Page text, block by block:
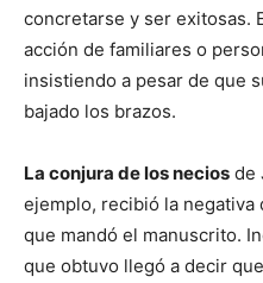
concretarse y ser exitosas.
acción de familiares o
insistiendo a pesar de que
bajado los brazos.
La conjura de los necios de
ejemplo, recibió la negativa
que mandó el manuscrito.
que obtuvo llegó a decir